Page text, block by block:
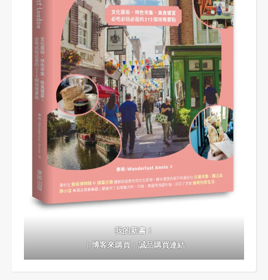
我的新書！
｜博客來購買｜誠品購買連結